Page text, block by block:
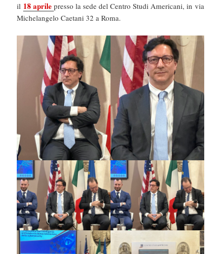
il 18 aprile presso la sede del Centro Studi Americani, in via
Michelangelo Caetani 32 a Roma.